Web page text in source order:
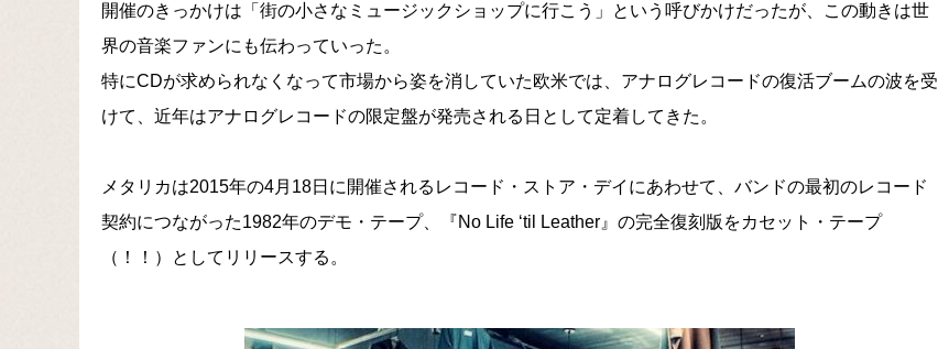
開催のきっかけは「街の小さなミュージックショップに行こう」という呼びかけだったが、この動きは世
界の音楽ファンにも伝わっていった。
特にCDが求められなくなって市場から姿を消していた欧米では、アナログレコードの復活ブームの波を受
けて、近年はアナログレコードの限定盤が発売される日として定着してきた。
メタリカは2015年の4月18日に開催されるレコード・ストア・デイにあわせて、バンドの最初のレコード
契約につながった1982年のデモ・テープ、『No Life ‘til Leather』の完全復刻版をカセット・テープ
（！！）としてリリースする。